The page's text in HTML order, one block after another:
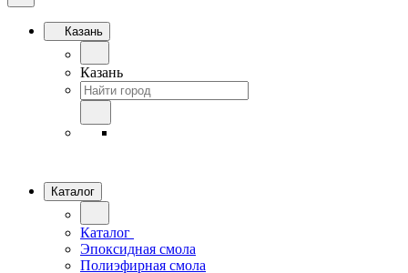
Казань
Казань
Каталог
Каталог
Эпоксидная смола
Полиэфирная смола